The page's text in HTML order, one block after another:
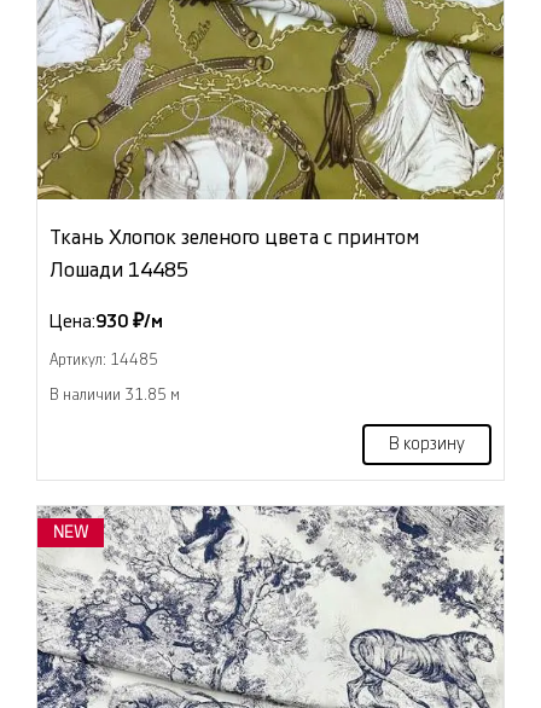
Ткань Хлопок зеленого цвета с принтом
Лошади 14485
Цена:930 ₽/м
Артикул: 14485
В наличии 31.85 м
В корзину
NEW